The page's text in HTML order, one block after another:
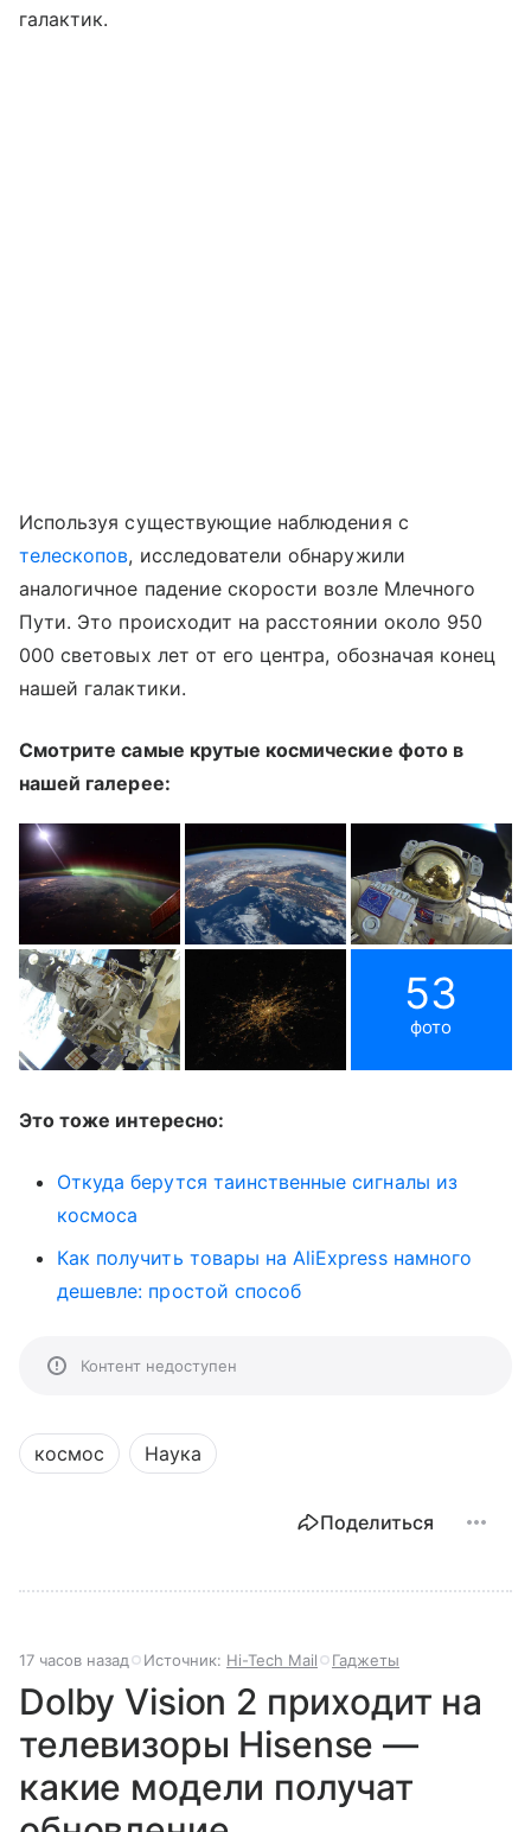
галактик.
Используя существующие наблюдения с
телескопов, исследователи обнаружили
аналогичное падение скорости возле Млечного
Пути. Это происходит на расстоянии около 950
000 световых лет от его центра, обозначая конец
нашей галактики.
Смотрите самые крутые космические фото в
нашей галерее:
53
фото
Это тоже интересно:
Откуда берутся таинственные сигналы из
космоса
Как получить товары на AliExpress намного
дешевле: простой способ
Контент недоступен
космос Наука
Поделиться
17 часов назад Источник: Hi-Tech Mail Гаджеты
Dolby Vision 2 приходит на
телевизоры Hisense —
какие модели получат